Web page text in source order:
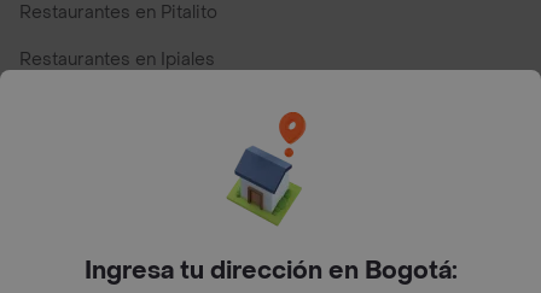
Restaurantes en Pitalito
Restaurantes en Ipiales
Top Marcas y Cadenas de Restaurantes
Encuéntranos en estos países
Restaurantes cerca de mi para pedir Comida a Domicilio -
Ingresa tu dirección en Bogotá: